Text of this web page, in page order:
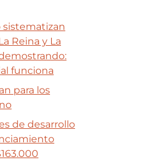
sistematizan
Reina y La
funciona
para los
de desarrollo